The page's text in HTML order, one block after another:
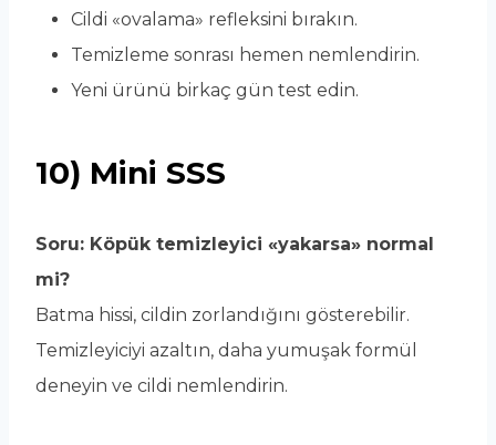
Cildi «ovalama» refleksini bırakın.
Temizleme sonrası hemen nemlendirin.
Yeni ürünü birkaç gün test edin.
10) Mini SSS
Soru: Köpük temizleyici «yakarsa» normal
mi?
Batma hissi, cildin zorlandığını gösterebilir.
Temizleyiciyi azaltın, daha yumuşak formül
deneyin ve cildi nemlendirin.